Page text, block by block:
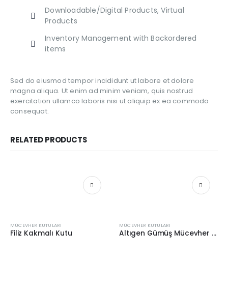
Downloadable/Digital Products, Virtual
Products
Inventory Management with Backordered
items
Sed do eiusmod tempor incididunt ut labore et dolore
magna aliqua. Ut enim ad minim veniam, quis nostrud
exercitation ullamco laboris nisi ut aliquip ex ea commodo
consequat.
RELATED PRODUCTS
MÜCEVHER KUTULARI
Filiz Kakmalı Kutu
MÜCEVHER KUTULARI
Altıgen Gümüş Mücevher Kutusu